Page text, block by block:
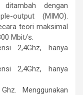
dengan
output (MIMO).
teori maksimal
Mbit/s.
2,4Ghz, hanya
2,4Ghz, hanya
Menggunakan